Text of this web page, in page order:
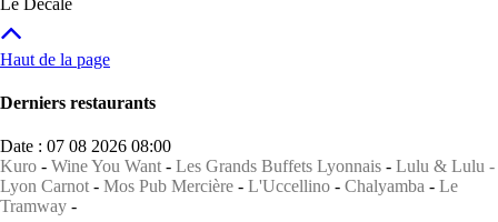
Haut de la page
Derniers restaurants
Date : 07 08 2026 08:00
Kuro - Wine You Want - Les Grands Buffets Lyonnais - Lulu & Lulu -
Lyon Carnot - Mos Pub Mercière - L'Uccellino - Chalyamba - Le
Tramway -